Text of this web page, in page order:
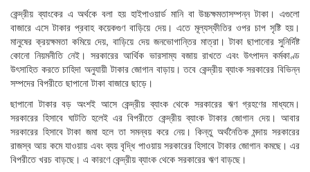
কেন্দ্রীয় ব্যাংকের এ অর্থকে বলা হয় হাইপাওয়ার্ড মানি বা উচ্চক্ষমতাসম্পন্ন টাকা। এগুলো
বাজারে এসে টাকার প্রবাহ কয়েকগুণ বাড়িয়ে দেয়। এতে মূল্যস্ফীতির ওপর চাপ সৃষ্টি হয়।
মানুষের ক্রয়ক্ষমতা কমিয়ে দেয়, বাড়িয়ে দেয় জনভোগান্তির মাত্রা। টাকা ছাপানোর সুনির্দিষ্ট
কোনো নিয়মনীতি নেই। সরকারের আর্থিক ভারসাম্য বজায় রাখতে এবং উৎপাদন কর্মকাণ্ড
উৎসাহিত করতে চাহিদা অনুযায়ী টাকার জোগান বাড়ায়। তবে কেন্দ্রীয় ব্যাংক সরকারের বিভিন্ন
সম্পদের বিপরীতে ছাপানো টাকা বাজারে ছাড়ে।
ছাপানো টাকার বড় অংশই আসে কেন্দ্রীয় ব্যাংক থেকে সরকারের ঋণ গ্রহণের মাধ্যমে।
সরকারের হিসাবে ঘাটতি হলেই এর বিপরীতে কেন্দ্রীয় ব্যাংক টাকার জোগান দেয়। আবার
সরকারের হিসাবে টাকা জমা হলে তা সমন্বয় করে নেয়। কিন্তু অর্থনৈতিক মন্দায় সরকারের
রাজস্ব আয় কমে যাওয়ায় এবং ব্যয় বৃদ্ধি পাওয়ায় সরকারের হিসাবে টাকার জোগান কমছে। এর
বিপরীতে খরচ বাড়ছে। এ কারণে কেন্দ্রীয় ব্যাংক থেকে সরকারের ঋণ বাড়ছে।